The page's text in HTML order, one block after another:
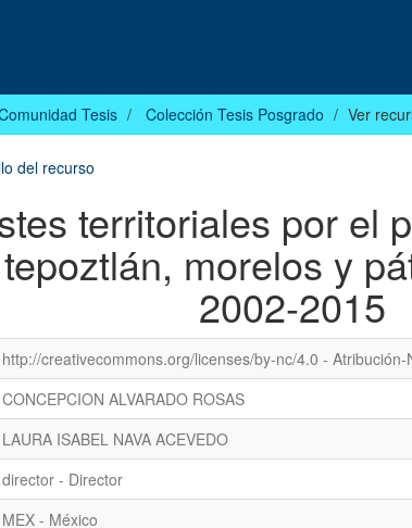
Tesis Colección Tesis Posgrado Ver
del recurso
territoriales por el
morelos y
2002-2015
http://creativecommons.org/licenses/by-nc/4.0 - Atribución-
CONCEPCION ALVARADO ROSAS
LAURA ISABEL NAVA ACEVEDO
director - Director
MEX - México